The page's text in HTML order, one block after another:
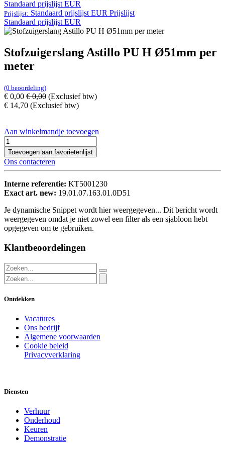
Standaard prijslijst EUR
Prijslijst: Standaard prijslijst EUR Prijslijst
Standaard prijslijst EUR
Stofzuigerslang Astillo PU H Ø51mm per
meter
(0 beoordeling)
€ 0,00 €0,00 (Exclusief btw)
€ 14,70 (Exclusief btw)
Aan winkelmandje toevoegen
Toevoegen aan favorietenlijst
Ons contacteren
Interne referentie: KT5001230
Exact art. new: 19.01.07.163.01.0D51
Je dynamische Snippet wordt hier weergegeven... Dit bericht wordt
weergegeven omdat je niet zowel een filter als een sjabloon hebt
opgegeven om te gebruiken.
Klantbeoordelingen
Ontdekken
Vacatures
Ons bedrijf
Algemene voorwaarden
Cookie beleid
Privacyverklaring
Diensten
Verhuur
Onderhoud
Keuren
Demonstratie